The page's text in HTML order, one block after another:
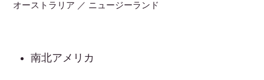
オーストラリア ／ ニュージーランド
南北アメリカ